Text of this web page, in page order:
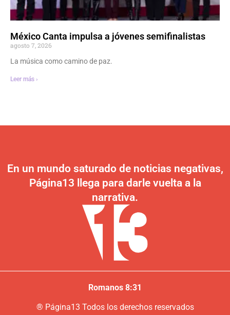
México Canta impulsa a jóvenes semifinalistas
agosto 7, 2026
La música como camino de paz.
Leer más ›
En un mundo saturado de noticias negativas,
Página13 llega para darle vuelta a la
narrativa.
Romanos 8:31
® Página13 Todos los derechos reservados